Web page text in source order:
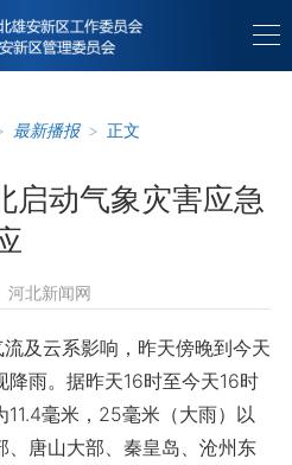
最新播报 > 正文
启动气象灾害应急
河北新闻网
及云系影响，昨天傍晚到今天
雨。据昨天16时至今天16时
毫米，25毫米（大雨）以
、唐山大部、秦皇岛、沧州东